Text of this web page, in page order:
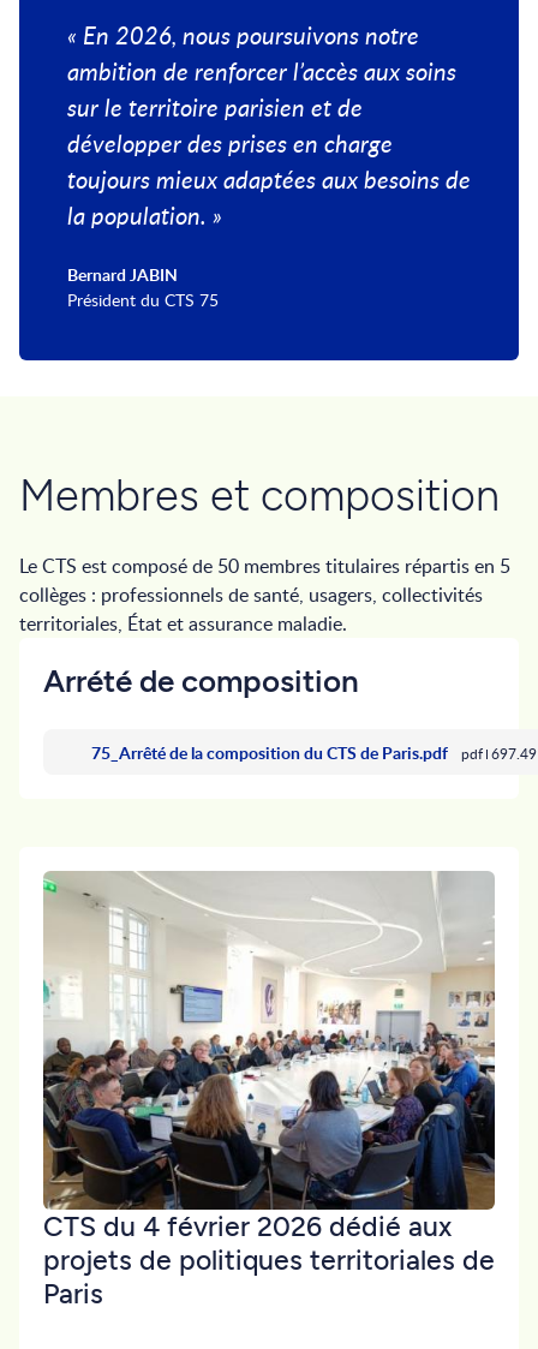
« En 2026, nous poursuivons notre
ambition de renforcer l’accès aux soins
sur le territoire parisien et de
développer des prises en charge
toujours mieux adaptées aux besoins de
la population. »
Bernard JABIN
Président du CTS 75
Membres et composition
Le CTS est composé de 50 membres titulaires répartis en 5
collèges : professionnels de santé, usagers, collectivités
territoriales, État et assurance maladie.
Arrété de composition
75_Arrêté de la composition du CTS de Paris.pdf pdf
CTS du 4 février 2026 dédié aux
projets de politiques territoriales de
Paris